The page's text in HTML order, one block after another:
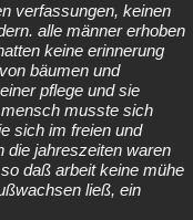
verfassungen, keinen
alle männer erhoben
keine erinnerung
bäumen und
pflege und sie
musste sich
sich im freien und
die jahreszeiten waren
daß arbeit keine mühe
ließ, ein